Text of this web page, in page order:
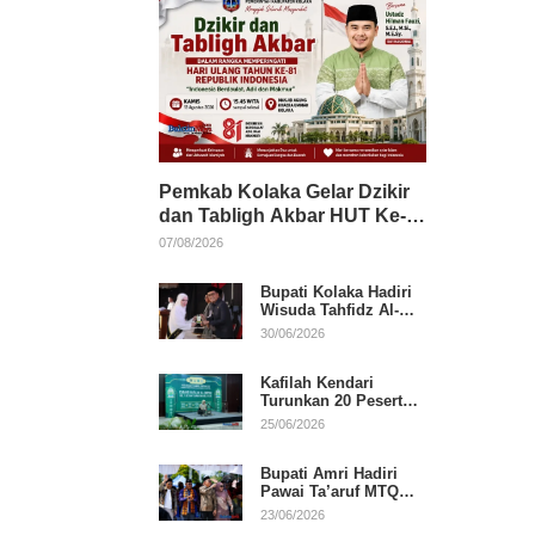
Pemkab Kolaka Gelar Dzikir
dan Tabligh Akbar HUT Ke-
81 RI, Hadirkan Dai Nasional
07/08/2026
Bupati Kolaka Hadiri
Wisuda Tahfidz Al-
Qur’an, Komitmen
30/06/2026
Kafilah Kendari
Turunkan 20 Peserta
pada Hari Pertama
25/06/2026
Bupati Amri Hadiri
Pawai Ta’aruf MTQ
XXXI Sultra, Beri
23/06/2026